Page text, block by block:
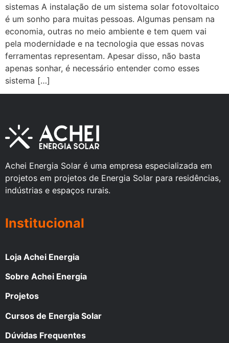
sistemas A instalação de um sistema solar fotovoltaico
é um sonho para muitas pessoas. Algumas pensam na
economia, outras no meio ambiente e tem quem vai
pela modernidade e na tecnologia que essas novas
ferramentas representam. Apesar disso, não basta
apenas sonhar, é necessário entender como esses
sistema […]
Achei Energia Solar é uma empresa especializada em
projetos em projetos de Energia Solar para residências,
indústrias e espaços rurais.
Institucional
Loja Achei Energia
Sobre Achei Energia
Projetos
Cursos de Energia Solar
Dúvidas Frequentes